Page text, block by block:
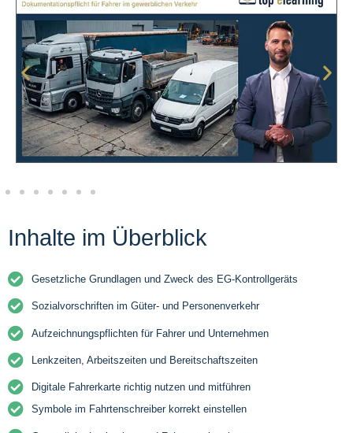
Inhalte im Überblick
Gesetzliche Grundlagen und Zweck des EG-Kontrollgeräts
Sozialvorschriften im Güter- und Personenverkehr
Aufzeichnungspflichten für Fahrer und Unternehmen
Lenkzeiten, Arbeitszeiten und Bereitschaftszeiten
Digitale Fahrerkarte richtig nutzen und mitführen
Symbole im Fahrtenschreiber korrekt einstellen